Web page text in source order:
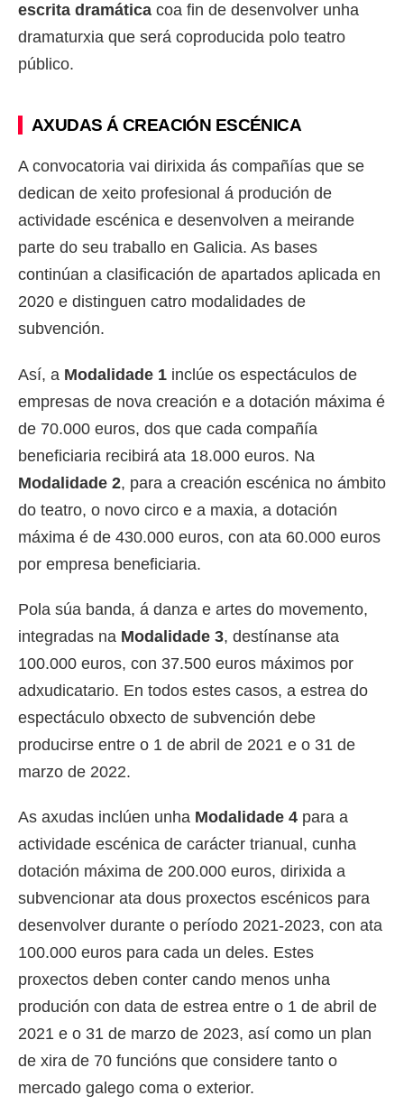
escrita dramática coa fin de desenvolver unha
dramaturxia que será coproducida polo teatro
público.
AXUDAS Á CREACIÓN ESCÉNICA
A convocatoria vai dirixida ás compañías que se
dedican de xeito profesional á produción de
actividade escénica e desenvolven a meirande
parte do seu traballo en Galicia. As bases
continúan a clasificación de apartados aplicada en
2020 e distinguen catro modalidades de
subvención.
Así, a Modalidade 1 inclúe os espectáculos de
empresas de nova creación e a dotación máxima é
de 70.000 euros, dos que cada compañía
beneficiaria recibirá ata 18.000 euros. Na
Modalidade 2, para a creación escénica no ámbito
do teatro, o novo circo e a maxia, a dotación
máxima é de 430.000 euros, con ata 60.000 euros
por empresa beneficiaria.
Pola súa banda, á danza e artes do movemento,
integradas na Modalidade 3, destínanse ata
100.000 euros, con 37.500 euros máximos por
adxudicatario. En todos estes casos, a estrea do
espectáculo obxecto de subvención debe
producirse entre o 1 de abril de 2021 e o 31 de
marzo de 2022.
As axudas inclúen unha Modalidade 4 para a
actividade escénica de carácter trianual, cunha
dotación máxima de 200.000 euros, dirixida a
subvencionar ata dous proxectos escénicos para
desenvolver durante o período 2021-2023, con ata
100.000 euros para cada un deles. Estes
proxectos deben conter cando menos unha
produción con data de estrea entre o 1 de abril de
2021 e o 31 de marzo de 2023, así como un plan
de xira de 70 funcións que considere tanto o
mercado galego coma o exterior.